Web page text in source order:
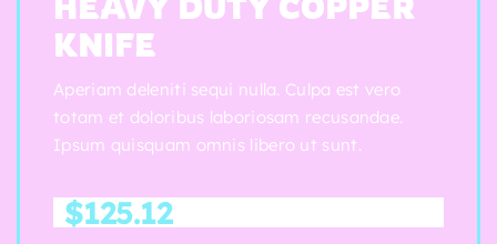
sur 5
KNIFE
Aperiam deleniti sequi nulla. Culpa est vero
totam et doloribus laboriosam recusandae.
Ipsum quisquam omnis libero ut sunt.
$125.12